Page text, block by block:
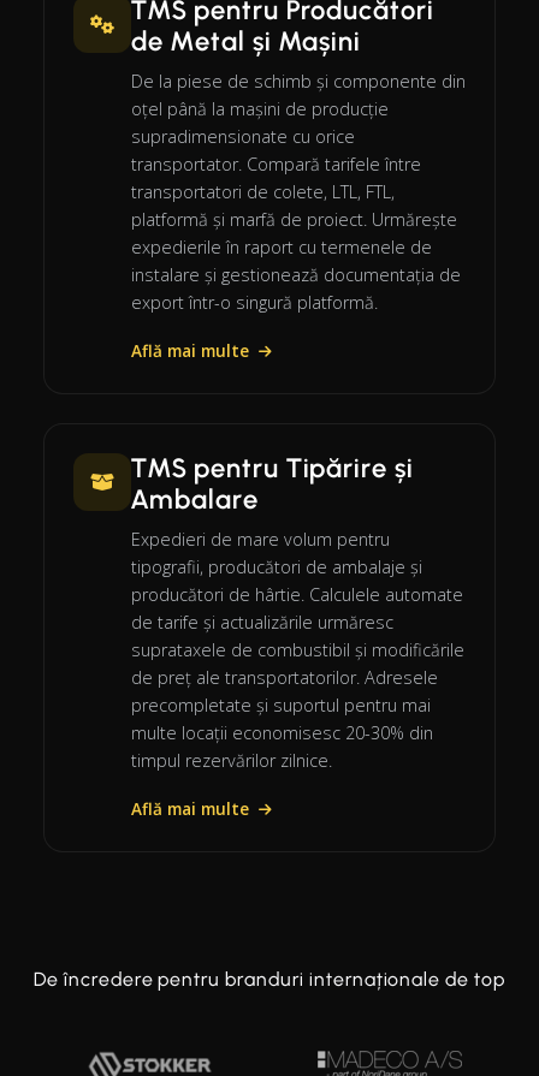
TMS pentru Producători
de Metal și Mașini
De la piese de schimb și componente din
oțel până la mașini de producție
supradimensionate cu orice
transportator. Compară tarifele între
transportatori de colete, LTL, FTL,
platformă și marfă de proiect. Urmărește
expedierile în raport cu termenele de
instalare și gestionează documentația de
export într-o singură platformă.
Află mai multe
TMS pentru Tipărire și
Ambalare
Expedieri de mare volum pentru
tipografii, producători de ambalaje și
producători de hârtie. Calculele automate
de tarife și actualizările urmăresc
suprataxele de combustibil și modificările
de preț ale transportatorilor. Adresele
precompletate și suportul pentru mai
multe locații economisesc 20-30% din
timpul rezervărilor zilnice.
Află mai multe
De încredere pentru branduri internaționale de top